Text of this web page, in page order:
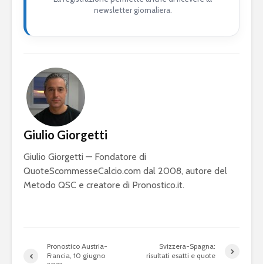
newsletter giornaliera.
Giulio Giorgetti
Giulio Giorgetti — Fondatore di
QuoteScommesseCalcio.com dal 2008, autore del
Metodo QSC e creatore di Pronostico.it.
Pronostico Austria-
Francia, 10 giugno
Svizzera-Spagna:
risultati esatti e quote